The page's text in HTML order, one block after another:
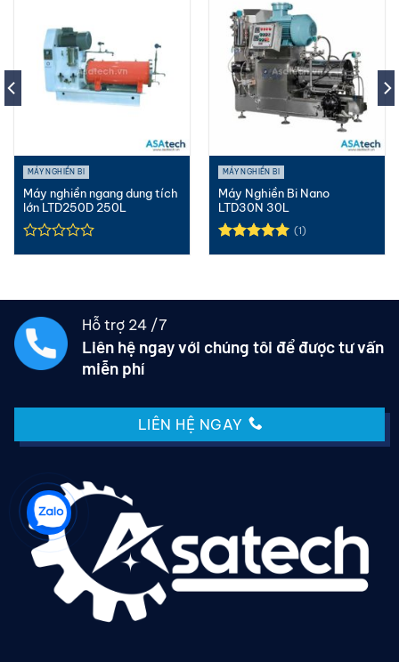
MÁY NGHIỀN BI
Máy nghiền ngang dung tích
lớn LTD250D 250L
MÁY NGHIỀN BI
Máy Nghiền Bi Nano
LTD30N 30L
(1)
Hỗ trợ 24 /7
Liên hệ ngay với chúng tôi để được tư vấn
miễn phí
LIÊN HỆ NGAY